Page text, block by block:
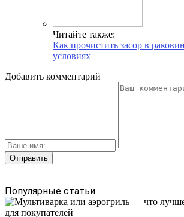
Читайте также:
Как прочистить засор в
условиях
Добавить комментарий
Популярные статьи